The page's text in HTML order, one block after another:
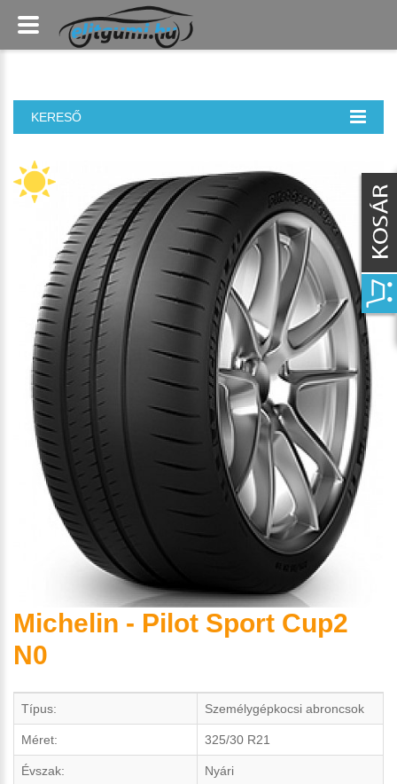
KERESŐ
Michelin - Pilot Sport Cup2
N0
Típus: Személygépkocsi abroncsok
Méret: 325/30 R21
Évszak: Nyári